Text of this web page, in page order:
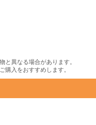
と異なる場合があります。
購入をおすすめします。